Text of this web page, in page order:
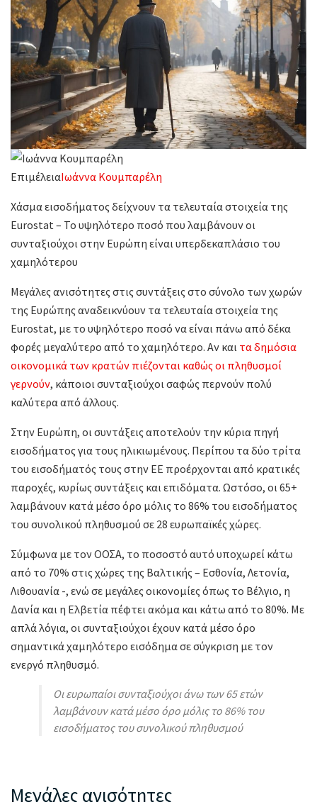
ΕπιμέλειαΙωάννα Κουμπαρέλη
Χάσμα εισοδήματος δείχνουν τα τελευταία στοιχεία της
Eurostat – Το υψηλότερο ποσό που λαμβάνουν οι
συνταξιούχοι στην Ευρώπη είναι υπερδεκαπλάσιο του
χαμηλότερου
Μεγάλες ανισότητες στις συντάξεις στο σύνολο των χωρών
της Ευρώπης αναδεικνύουν τα τελευταία στοιχεία της
Eurostat, με το υψηλότερο ποσό να είναι πάνω από δέκα
φορές μεγαλύτερο από το χαμηλότερο. Αν και τα δημόσια
οικονομικά των κρατών πιέζονται καθώς οι πληθυσμοί
γερνούν, κάποιοι συνταξιούχοι σαφώς περνούν πολύ
καλύτερα από άλλους.
Στην Ευρώπη, οι συντάξεις αποτελούν την κύρια πηγή
εισοδήματος για τους ηλικιωμένους. Περίπου τα δύο τρίτα
του εισοδήματός τους στην ΕΕ προέρχονται από κρατικές
παροχές, κυρίως συντάξεις και επιδόματα. Ωστόσο, οι 65+
λαμβάνουν κατά μέσο όρο μόλις το 86% του εισοδήματος
του συνολικού πληθυσμού σε 28 ευρωπαϊκές χώρες.
Σύμφωνα με τον ΟΟΣΑ, το ποσοστό αυτό υποχωρεί κάτω
από το 70% στις χώρες της Βαλτικής – Εσθονία, Λετονία,
Λιθουανία -, ενώ σε μεγάλες οικονομίες όπως το Βέλγιο, η
Δανία και η Ελβετία πέφτει ακόμα και κάτω από το 80%. Με
απλά λόγια, οι συνταξιούχοι έχουν κατά μέσο όρο
σημαντικά χαμηλότερο εισόδημα σε σύγκριση με τον
ενεργό πληθυσμό.
Οι ευρωπαίοι συνταξιούχοι άνω των 65 ετών
λαμβάνουν κατά μέσο όρο μόλις το 86% του
εισοδήματος του συνολικού πληθυσμού
Μεγάλες ανισότητες